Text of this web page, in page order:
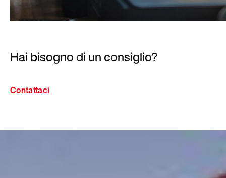
Hai bisogno di un consiglio?
Contattaci